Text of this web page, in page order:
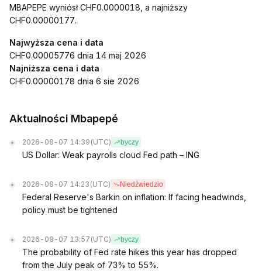
MBAPEPE wyniósł CHF0.0000018, a najniższy
CHF0.00000177.
Najwyższa cena i data
CHF0.00005776 dnia 14 maj 2026
Najniższa cena i data
CHF0.00000178 dnia 6 sie 2026
Aktualności Mbapepé
2026-08-07 14:39 (UTC) byczy
US Dollar: Weak payrolls cloud Fed path – ING
2026-08-07 14:23 (UTC) Niedźwiedzio
Federal Reserve's Barkin on inflation: If facing headwinds,
policy must be tightened
2026-08-07 13:57 (UTC) byczy
The probability of Fed rate hikes this year has dropped
from the July peak of 73% to 55%.